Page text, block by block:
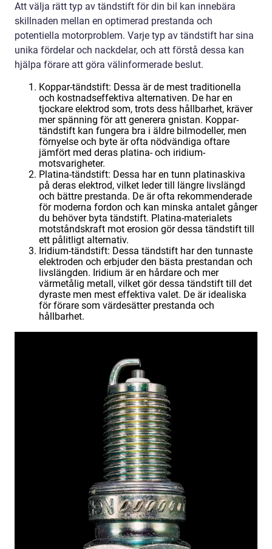
Att välja rätt typ av tändstift för din bil kan innebära
skillnaden mellan en optimerad prestanda och
potentiella motorproblem. Varje typ av tändstift har sina
unika fördelar och nackdelar, och att förstå dessa kan
hjälpa förare att göra välinformerade beslut.
Koppar-tändstift: Dessa är de mest traditionella
och kostnadseffektiva alternativen. De har en
tjockare elektrod som, trots dess hållbarhet, kräver
mer spänning för att generera gnistan. Koppar-
tändstift kan fungera bra i äldre bilmodeller, men
förnyelse och byte är ofta nödvändiga oftare
jämfört med deras platina- och iridium-
motsvarigheter.
Platina-tändstift: Dessa har en tunn platinaskiva
på deras elektrod, vilket leder till längre livslängd
och bättre prestanda. De är ofta rekommenderade
för moderna fordon och kan minska antalet gånger
du behöver byta tändstift. Platina-materialets
motståndskraft mot erosion gör dessa tändstift till
ett pålitligt alternativ.
Iridium-tändstift: Dessa tändstift har den tunnaste
elektroden och erbjuder den bästa prestandan och
livslängden. Iridium är en hårdare och mer
värmetålig metall, vilket gör dessa tändstift till det
dyraste men mest effektiva valet. De är idealiska
för förare som värdesätter prestanda och
hållbarhet.